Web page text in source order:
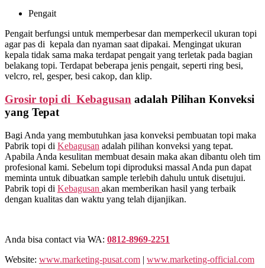
Pengait
Pengait berfungsi untuk memperbesar dan memperkecil ukuran topi
agar pas di kepala dan nyaman saat dipakai. Mengingat ukuran
kepala tidak sama maka terdapat pengait yang terletak pada bagian
belakang topi. Terdapat beberapa jenis pengait, seperti ring besi,
velcro, rel, gesper, besi cakop, dan klip.
Grosir topi di Kebagusan adalah Pilihan Konveksi
yang Tepat
Bagi Anda yang membutuhkan jasa konveksi pembuatan topi maka
Pabrik topi di Kebagusan adalah pilihan konveksi yang tepat.
Apabila Anda kesulitan membuat desain maka akan dibantu oleh tim
profesional kami. Sebelum topi diproduksi massal Anda pun dapat
meminta untuk dibuatkan sample terlebih dahulu untuk disetujui.
Pabrik topi di Kebagusan akan memberikan hasil yang terbaik
dengan kualitas dan waktu yang telah dijanjikan.
Anda bisa contact via WA: 0812-8969-2251
Website: www.marketing-pusat.com | www.marketing-official.com